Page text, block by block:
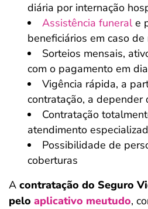
diária por internação
Assistência funerale
beneficiários em caso de
Sorteios mensais,
com o pagamento em dia
Vigência rápida, a
contratação, a
Contratação
atendimento
Possibilidade de
coberturas
A contratação do Seguro
pelo aplicativo meutudo,